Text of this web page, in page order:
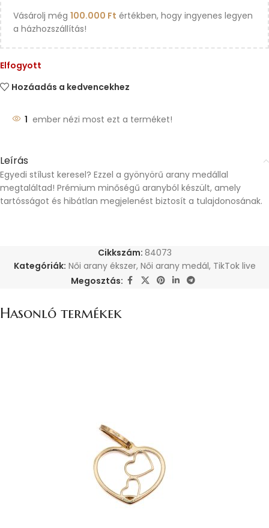
Vásárolj még 100.000 Ft értékben, hogy ingyenes legyen
a házhozszállítás!
Elfogyott
Hozáadás a kedvencekhez
1 ember nézi most ezt a terméket!
Leírás
Egyedi stílust keresel? Ezzel a gyönyörű arany medállal
megtaláltad! Prémium minőségű aranyból készült, amely
tartósságot és hibátlan megjelenést biztosít a tulajdonosának.
Cikkszám: 84073
Kategóriák: Női arany ékszer, Női arany medál, TikTok live
Megosztás:
Hasonló termékek